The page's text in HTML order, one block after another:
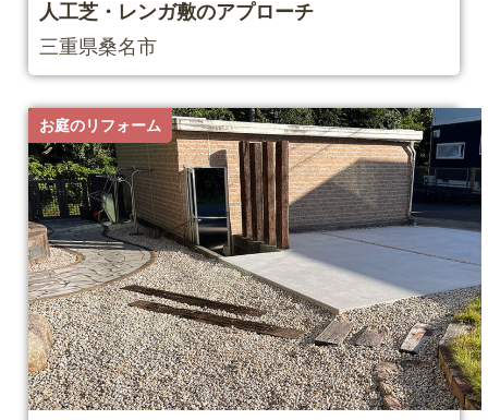
⼈⼯芝・レンガ敷のアプローチ
三重県桑名市
お庭のリフォーム